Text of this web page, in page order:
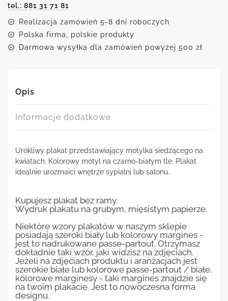
tel.: 881 31 71 81
Realizacja zamówień 5-8 dni roboczych
Polska firma, polskie produkty
Darmowa wysyłka dla zamówień powyżej 500 zł
Opis
Informacje dodatkowe
Urokliwy plakat przedstawiający motylka siedzącego na
kwiatach. Kolorowy motyl na czarno-białym tle. Plakat
idealnie urozmaici wnętrze sypialni lub salonu.
Kupujesz plakat bez ramy.
Wydruk plakatu na grubym, mięsistym papierze.
Niektóre wzory plakatów w naszym sklepie
posiadają szeroki biały lub kolorowy margines -
jest to nadrukowane passe-partout. Otrzymasz
dokładnie taki wzór, jaki widzisz na zdjęciach.
Jeżeli na zdjęciach produktu i aranżacjach jest
szerokie białe lub kolorowe passe-partout / białe,
kolorowe marginesy - taki margines znajdzie się
na twoim plakacie. Jest to nowoczesna forma
designu.